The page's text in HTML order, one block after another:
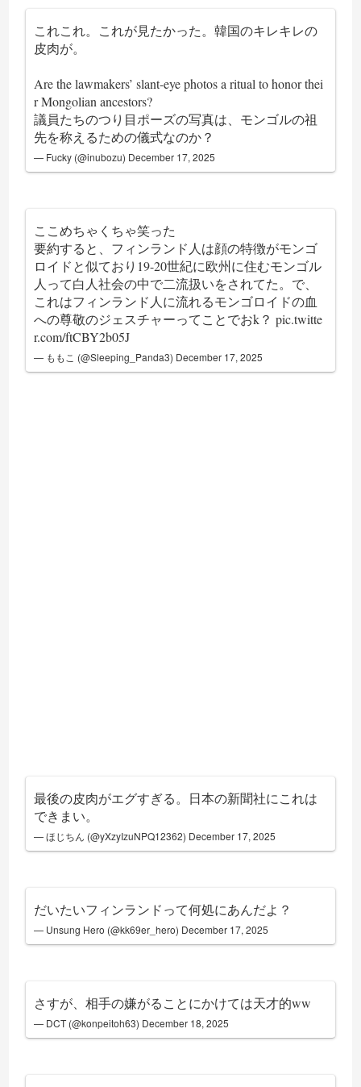
これこれ。これが見たかった。韓国のキレキレの
皮肉が。
Are the lawmakers’ slant-eye photos a ritual to honor thei
r Mongolian ancestors?
議員たちのつり目ポーズの写真は、モンゴルの祖
先を称えるための儀式なのか？
— Fucky (@inubozu) December 17, 2025
ここめちゃくちゃ笑った
要約すると、フィンランド人は顔の特徴がモンゴ
ロイドと似ており19-20世紀に欧州に住むモンゴル
人って白人社会の中で二流扱いをされてた。で、
これはフィンランド人に流れるモンゴロイドの血
への尊敬のジェスチャーってことでおk？pic.twitte
r.com/ftCBY2b05J
— ももこ (@Sleeping_Panda3) December 17, 2025
最後の皮肉がエグすぎる。日本の新聞社にこれは
できまい。
— ほじちん (@yXzyIzuNPQ12362) December 17, 2025
だいたいフィンランドって何処にあんだよ？
— Unsung Hero (@kk69er_hero) December 17, 2025
さすが、相手の嫌がることにかけては天才的ww
— DCT (@konpeitoh63) December 18, 2025